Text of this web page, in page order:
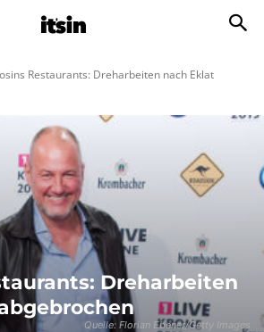
Restaurants: Dreharbeiten nach Eklat
Quelle: Florian Ebener/Getty Images
Dreharbeiten